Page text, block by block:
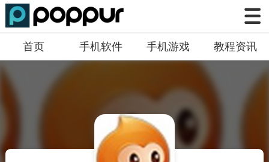
首页 手机软件 手机游戏 教程资讯